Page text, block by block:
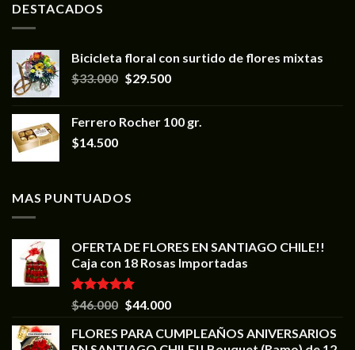
DESTACADOS
Bicicleta floral con surtido de flores mixtas
$33.000 $29.500
Ferrero Rocher 100 gr.
$14.500
MAS PUNTUADOS
OFERTA DE FLORES EN SANTIAGO CHILE!!
Caja con 18 Rosas Importadas
Valorado en
5.00
$46.000 $44.000
FLORES PARA CUMPLEAÑOS ANIVERSARIOS